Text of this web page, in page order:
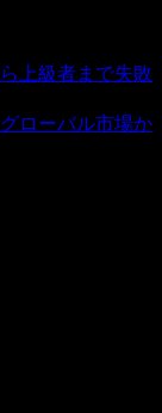
上級者まで失敗
ローバル市場か